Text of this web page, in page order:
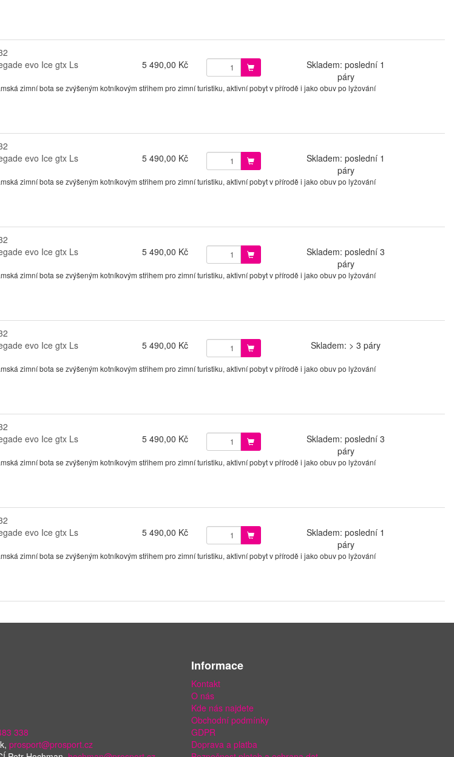
evo Ice gtx Ls
5 490,00 Kč
Skladem: poslední 1
páry
zimní bota se zvýšeným kotníkovým střihem pro zimní turistiku, aktivní pobyt v přírodě i jako obuv po lyžování
evo Ice gtx Ls
5 490,00 Kč
Skladem: poslední 1
páry
zimní bota se zvýšeným kotníkovým střihem pro zimní turistiku, aktivní pobyt v přírodě i jako obuv po lyžování
evo Ice gtx Ls
5 490,00 Kč
Skladem: poslední 3
páry
zimní bota se zvýšeným kotníkovým střihem pro zimní turistiku, aktivní pobyt v přírodě i jako obuv po lyžování
evo Ice gtx Ls
5 490,00 Kč Skladem: > 3 páry
zimní bota se zvýšeným kotníkovým střihem pro zimní turistiku, aktivní pobyt v přírodě i jako obuv po lyžování
evo Ice gtx Ls
5 490,00 Kč
Skladem: poslední 3
páry
zimní bota se zvýšeným kotníkovým střihem pro zimní turistiku, aktivní pobyt v přírodě i jako obuv po lyžování
evo Ice gtx Ls
5 490,00 Kč
Skladem: poslední 1
páry
zimní bota se zvýšeným kotníkovým střihem pro zimní turistiku, aktivní pobyt v přírodě i jako obuv po lyžování
338
prosport@prosport.cz
Informace
Kontakt
O nás
Kde nás najdete
Obchodní podmínky
GDPR
Doprava a platba